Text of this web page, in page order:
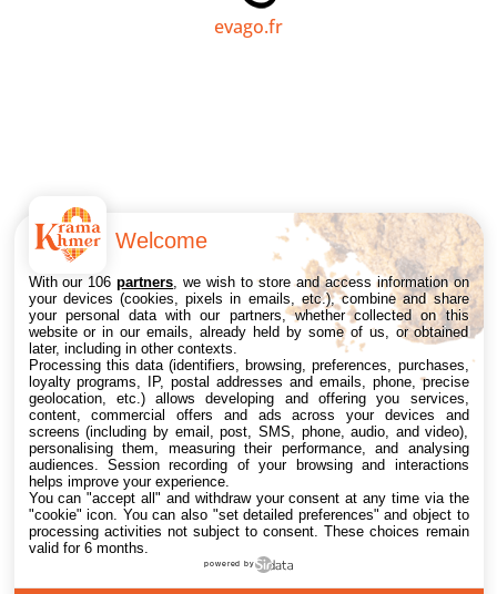
evago.fr
Welcome
With our 106partners , we wish to store and access information on
your devices (cookies, pixels in emails, etc.), combine and share
your personal data with our partners, whether collected on this
website or in our emails, already held by some of us, or obtained
later, including in other contexts.
Processing this data (identifiers, browsing, preferences, purchases,
loyalty programs, IP, postal addresses and emails, phone, precise
geolocation, etc.) allows developing and offering you services,
content, commercial offers and ads across your devices and
screens (including by email, post, SMS, phone, audio, and video),
personalising them, measuring their performance, and analysing
audiences. Session recording of your browsing and interactions
helps improve your experience.
You can "accept all" and withdraw your consent at any time via the
"cookie" icon . You can also "set detailed preferences" and object to
processing activities not subject to consent. These choices remain
valid for 6 months.
powered by